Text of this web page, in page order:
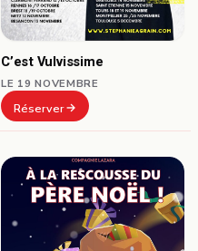
C’est Vulvissime
LE 19 NOVEMBRE
Réserver